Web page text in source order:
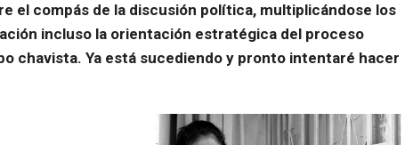
el compás de la discusión política, multiplicándose los
incluso la orientación estratégica del proceso
chavista. Ya está sucediendo y pronto intentaré hacer